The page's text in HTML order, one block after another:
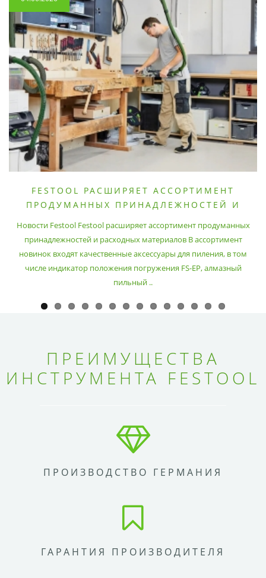
FESTOOL РАСШИРЯЕТ АССОРТИМЕНТ
ПРОДУМАННЫХ ПРИНАДЛЕЖНОСТЕЙ И
Новости Festool Festool расширяет ассортимент продуманных
принадлежностей и расходных материалов В ассортимент
новинок входят качественные аксессуары для пиления, в том
числе индикатор положения погружения FS-EP, алмазный
пильный ..
ПРЕИМУЩЕСТВА
ИНСТРУМЕНТА FESTOOL
ПРОИЗВОДСТВО ГЕРМАНИЯ
ГАРАНТИЯ ПРОИЗВОДИТЕЛЯ